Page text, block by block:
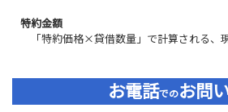
特約金額
「特約価格×貸借数量」で計算される、
お電話でのお問